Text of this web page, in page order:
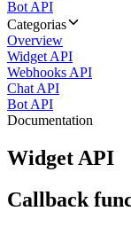
Bot API
Categorias
Overview
Widget API
Webhooks API
Chat API
Bot API
Documentation
Widget API
Callback